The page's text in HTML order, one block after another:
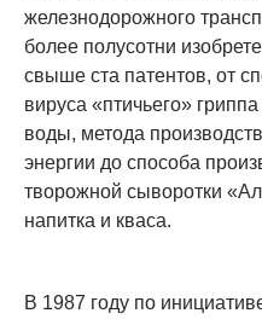
железнодорожного
более полусотни
свыше ста патентов, от
вируса «птичьего»
воды, метода
энергии до способа
творожной сыворотки
напитка и кваса.
В 1987 году по